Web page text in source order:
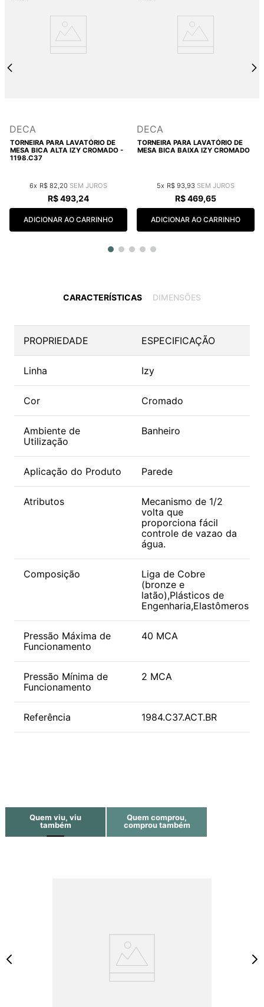
DECA
TORNEIRA PARA LAVATÓRIO DE
MESA BICA ALTA IZY CROMADO -
1198.C37
6 R$ 82 20
R$493,24
ADICIONAR AO CARRINHO
DECA
TORNEIRA PARA LAVATÓRIO DE
MESA BICA BAIXA IZY CROMADO
5 R$ 93 93
R$469,65
ADICIONAR AO CARRINHO
CARACTERÍSTICAS DIMENSÕES
PROPRIEDADE ESPECIFICAÇÃO
Linha Izy
Cor Cromado
Ambiente de
Utilização
Banheiro
Aplicação do Produto Parede
Atributos
Mecanismo de 1/2
volta que
proporciona fácil
controle de vazao da
água.
Composição
Liga de Cobre
(bronze e
latão),Plásticos de
Engenharia,Elastômeros
Pressão Máxima de
Funcionamento
40 MCA
Pressão Mínima de
Funcionamento
2 MCA
Referência 1984.C37.ACT.BR
Quem viu, viu
também
Quem comprou,
comprou também